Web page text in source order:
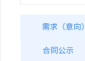
需求（意向
合同公示